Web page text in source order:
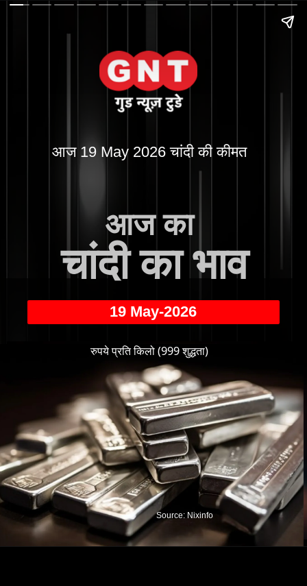
19 May-2026
आज 19 May 2026 चांदी की कीमत
आज का
चांदी का भाव
रुपये प्रति किलो (999 शुद्धता)
Source: Nixinfo